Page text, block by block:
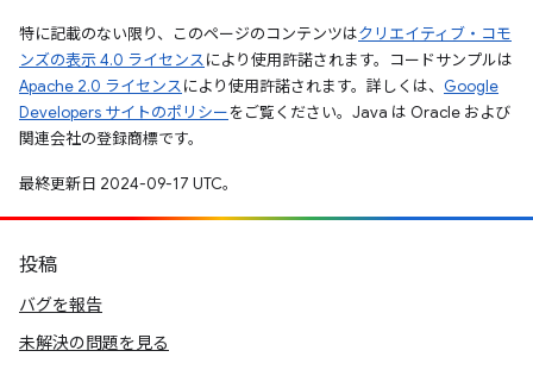
特に記載のない限り、このページのコンテンツはクリエイティブ・コモ
ンズの表示 4.0 ライセンスにより使用許諾されます。コードサンプルは
Apache 2.0 ライセンスにより使用許諾されます。詳しくは、 Google
Developers サイトのポリシーをご覧ください。Java は Oracle および
関連会社の登録商標です。
最終更新日 2024-09-17 UTC。
投稿
バグを報告
未解決の問題を見る